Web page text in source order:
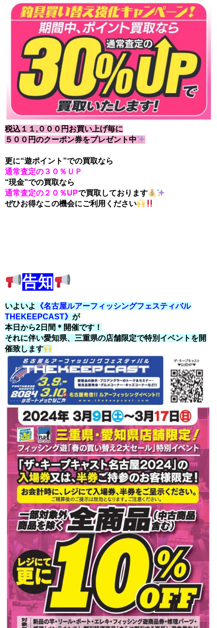
税込１１,０００円お買い上げ毎に
５００円のクーポン券をプレゼント中
更に“遊ポイント”での買取なら
通常査定の３０％ＵＰ
“現金”での買取なら
通常査定の２０％UPで買取しております
ぜひお得なこの機会にご利用ください
告知
いよいよ
《名古屋ルアーフィッシングフェスティバル
THEKEEPCAST》 が
本日から2日間＊開催です！
それに伴い愛知県、三重県の店舗限定で特別イベントを開
催致します